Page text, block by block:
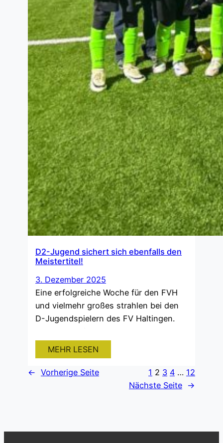
D2-Jugend sichert sich ebenfalls den
Meistertitel!
3. Dezember 2025
Eine erfolgreiche Woche für den FVH
und vielmehr großes strahlen bei den
D-Jugendspielern des FV Haltingen.
konnte auch die D2-Jugend sich den
Meistertitel, mit einem umkämpften
unentschieden (Endstand: 2:2) gegen
den SpVgg Utzenfeld 2, sichern. Für
MEHR LESEN
← Vorherige Seite 1 2 3 4 … 12
Nächste Seite →